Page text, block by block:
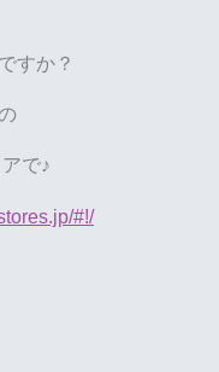
すか？
で♪
#!/